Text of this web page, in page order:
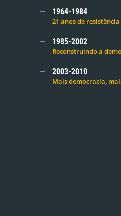
1964-1984
21 anos de
1985-2002
Reconstruindo a
2003-2010
Mais democracia,